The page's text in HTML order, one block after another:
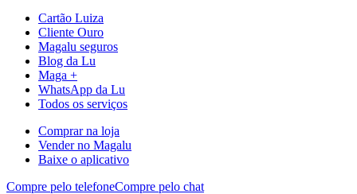
Cartão Luiza
Cliente Ouro
Magalu seguros
Blog da Lu
Maga +
WhatsApp da Lu
Todos os serviços
Comprar na loja
Vender no Magalu
Baixe o aplicativo
Compre pelo telefoneCompre pelo chat